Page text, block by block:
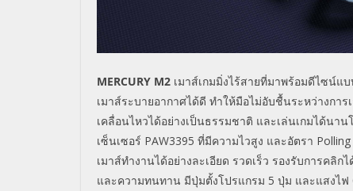
MERCURY M2 เมาส์เกมมิ่งไร้สายที่มาพร้อมดีไซน์แบ
เมาส์ระบายอากาศได้ดี ทำให้มือไม่อับชื้นระหว่างก
เคลื่อนไหวได้อย่างเป็นธรรมชาติ และเล่นเกมได้นา
เซ็นเซอร์ PAW3395 ที่มีความไวสูง และอัตรา
เมาส์ทำงานได้อย่างละเอียด รวดเร็ว รองรับการคลิก
และความทนทาน มีปุ่มตั้งโปรแกรม 5 ปุ่ม และแสงไฟ